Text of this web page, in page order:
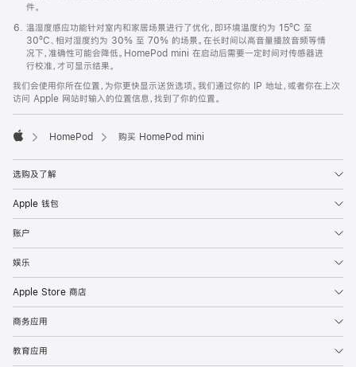
件。
温湿度感应功能针对室内和家居场景进行了优化，即环境温度约为 15ºC 至
30ºC、相对湿度约为 30% 至 70% 的场景。在长时间以高音量播放音频等情
况下，准确性可能会降低。HomePod mini 在启动后需要一定时间对传感器进
行校准，才可显示结果。
我们会使用你所在位置，为你更快显示送货选项。我们通过你的 IP 地址，或者你在上次
访问 Apple 网站时输入的位置信息，找到了你的位置。
HomePod 购买 HomePod mini
选购及了解
Apple 钱包
账户
娱乐
Apple Store 商店
商务应用
教育应用